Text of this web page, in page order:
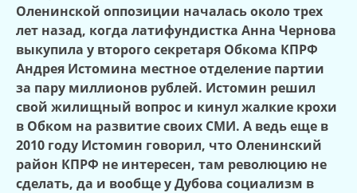
Оленинской оппозиции началась около трех
лет назад, когда латифундистка Анна Чернова
выкупила у второго секретаря Обкома КПРФ
Андрея Истомина местное отделение партии
за пару миллионов рублей. Истомин решил
свой жилищный вопрос и кинул жалкие крохи
в Обком на развитие своих СМИ. А ведь еще в
2010 году Истомин говорил, что Оленинский
район КПРФ не интересен, там революцию не
сделать, да и вообще у Дубова социализм в